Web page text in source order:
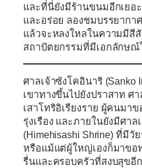
และที่นี่ยังมีร้านขนมอีกเยอ
และอร่อย ลองชมบรรยาก
แล้วจะหลงใหลในความมีสี
สถาปัตยกรรมที่มีเอกลักษ
ศาลเจ้าซังโคอินาริ (Sanko
เขาทางขึ้นไปยังปราสาท ศ
เสาโทริอิเรียงราย ผู้คนมา
รุ่งเรือง และภายในยังมีศาล
(Himehisashi Shrine) ที่มีวั
หรือแม้แต่ผู้ใหญ่เองก็มาขอ
รื่นและครอบครัวที่สงบสุขอี